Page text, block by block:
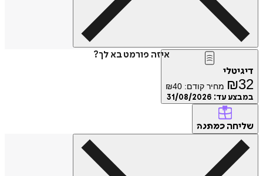
איזה פורמט בא לך?
דיגיטלי
₪32 מחיר קודם: ₪40
במבצע עד: 31/08/2026
שליחה כמתנה